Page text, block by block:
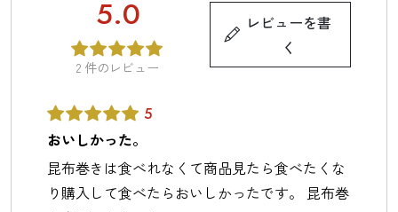
5.0
2 件のレビュー
レビューを書
く
5
おいしかった。
昆布巻きは食べれなくて商品見たら食べたくな
り購入して食べたらおいしかったです。 昆布巻